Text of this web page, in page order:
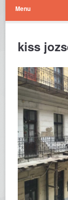
Menu
kiss